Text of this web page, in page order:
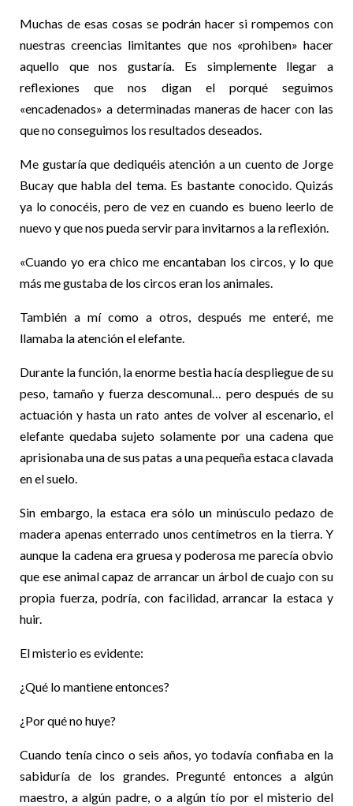
Muchas de esas cosas se podrán hacer si rompemos con
nuestras creencias limitantes que nos «prohiben» hacer
aquello que nos gustaría. Es simplemente llegar a
reflexiones que nos digan el porqué seguimos
«encadenados» a determinadas maneras de hacer con las
que no conseguimos los resultados deseados.
Me gustaría que dediquéis atención a un cuento de Jorge
Bucay que habla del tema. Es bastante conocido. Quizás
ya lo conocéis, pero de vez en cuando es bueno leerlo de
nuevo y que nos pueda servir para invitarnos a la reflexión.
«Cuando yo era chico me encantaban los circos, y lo que
más me gustaba de los circos eran los animales.
También a mí como a otros, después me enteré, me
llamaba la atención el elefante.
Durante la función, la enorme bestia hacía despliegue de su
peso, tamaño y fuerza descomunal… pero después de su
actuación y hasta un rato antes de volver al escenario, el
elefante quedaba sujeto solamente por una cadena que
aprisionaba una de sus patas a una pequeña estaca clavada
en el suelo.
Sin embargo, la estaca era sólo un minúsculo pedazo de
madera apenas enterrado unos centímetros en la tierra. Y
aunque la cadena era gruesa y poderosa me parecía obvio
que ese animal capaz de arrancar un árbol de cuajo con su
propia fuerza, podría, con facilidad, arrancar la estaca y
huir.
El misterio es evidente:
¿Qué lo mantiene entonces?
¿Por qué no huye?
Cuando tenía cinco o seis años, yo todavía confiaba en la
sabiduría de los grandes. Pregunté entonces a algún
maestro, a algún padre, o a algún tío por el misterio del